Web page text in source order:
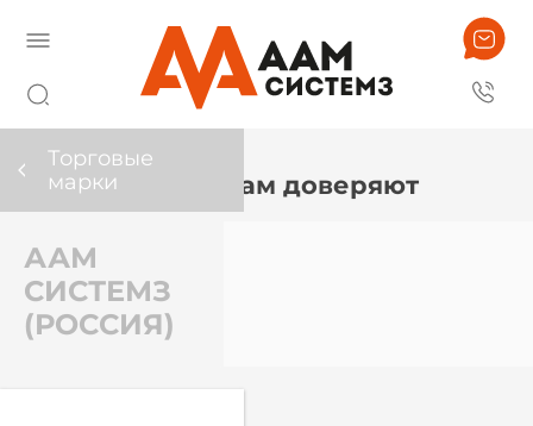
Торговые
марки
ААМ
СИСТЕМЗ
(РОССИЯ)
Нам доверяют